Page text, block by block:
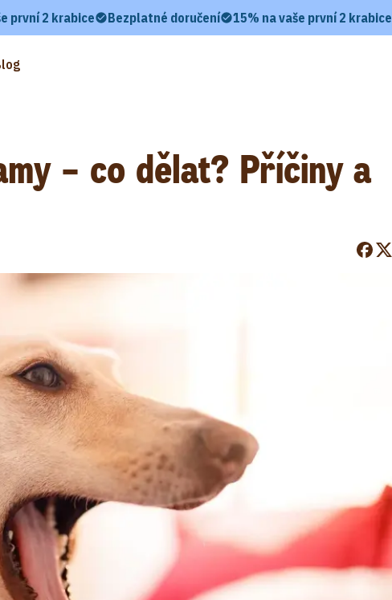
první 2 krabice Bezplatné doručení 15% na vaše první 2 krabice
– co dělat? Příčiny a